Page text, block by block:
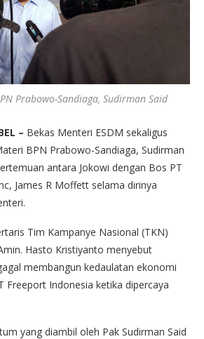
Prabowo-Sandiaga, Sudirman Said
– Bekas Menteri ESDM sekaligus
BPN Prabowo-Sandiaga, Sudirman
antara Jokowi dengan Bos PT
James R Moffett selama dirinya
Tim Kampanye Nasional (TKN)
Hasto Kristiyanto menyebut
membangun kedaulatan ekonomi
Freeport Indonesia ketika dipercaya
yang diambil oleh Pak Sudirman Said